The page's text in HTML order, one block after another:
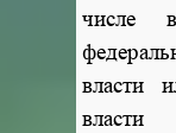
числе
власти